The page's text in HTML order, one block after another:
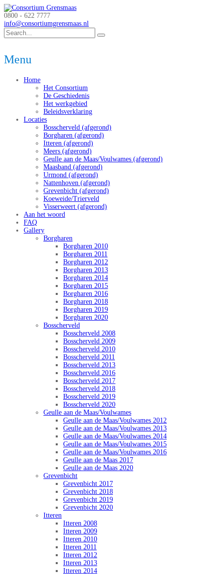
0800 - 622 7777
info@consortiumgrensmaas.nl
Menu
Home
Het Consortium
De Geschiedenis
Het werkgebied
Beleidsverklaring
Locaties
Bosscherveld (afgerond)
Borgharen (afgerond)
Itteren (afgerond)
Meers (afgerond)
Geulle aan de Maas/Voulwames (afgerond)
Maasband (afgerond)
Urmond (afgerond)
Nattenhoven (afgerond)
Grevenbicht (afgerond)
Koeweide/Trierveld
Visserweert (afgerond)
Aan het woord
FAQ
Gallery
Borgharen
Borgharen 2010
Borgharen 2011
Borgharen 2012
Borgharen 2013
Borgharen 2014
Borgharen 2015
Borgharen 2016
Borgharen 2018
Borgharen 2019
Borgharen 2020
Bosscherveld
Bosscherveld 2008
Bosscherveld 2009
Bosscherveld 2010
Bosscherveld 2011
Bosscherveld 2013
Bosscherveld 2016
Bosscherveld 2017
Bosscherveld 2018
Bosscherveld 2019
Bosscherveld 2020
Geulle aan de Maas/Voulwames
Geulle aan de Maas/Voulwames 2012
Geulle aan de Maas/Voulwames 2013
Geulle aan de Maas/Voulwames 2014
Geulle aan de Maas/Voulwames 2015
Geulle aan de Maas/Voulwames 2016
Geulle aan de Maas 2017
Geulle aan de Maas 2020
Grevenbicht
Grevenbicht 2017
Grevenbicht 2018
Grevenbicht 2019
Grevenbicht 2020
Itteren
Itteren 2008
Itteren 2009
Itteren 2010
Itteren 2011
Itteren 2012
Itteren 2013
Itteren 2014